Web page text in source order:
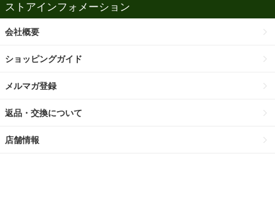
ストアインフォメーション
会社概要
ショッピングガイド
メルマガ登録
返品・交換について
店舗情報